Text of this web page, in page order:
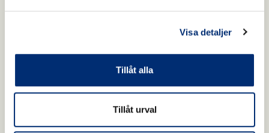
Visa detaljer
Tillåt alla
Tillåt urval